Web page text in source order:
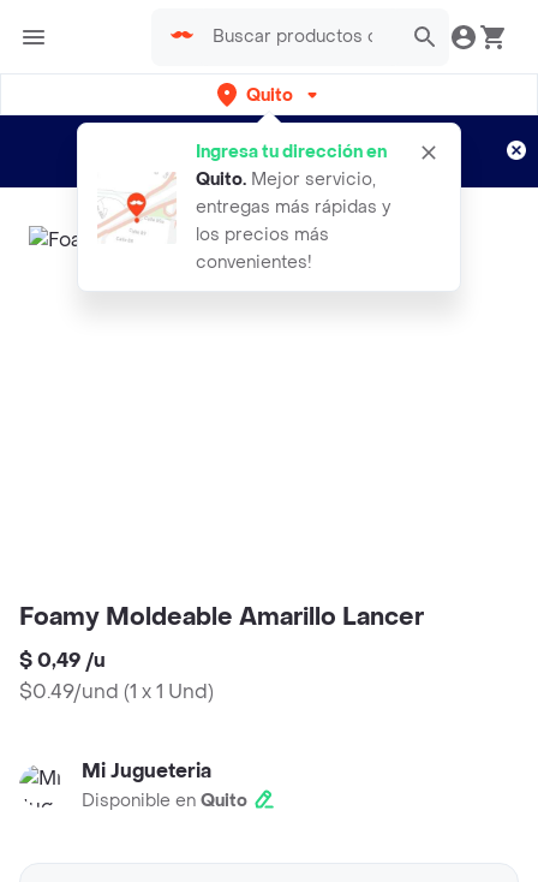
Quito
Ingresa tu dirección en
Quito. Mejor servicio,
entregas más rápidas y
los precios más
convenientes!
envíos gratis por semanas
Aplican TyC
Foamy Moldeable Amarillo Lancer
$ 0,49 /u
$0.49/und (1 x 1 Und)
Mi Jugueteria
Disponible en Quito